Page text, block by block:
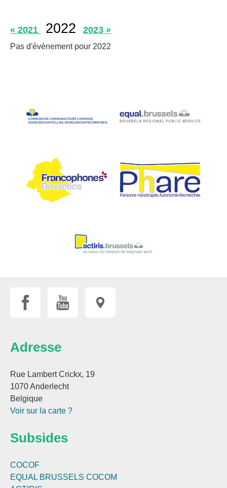
« 2021 2022 2023 »
Pas d'évènement pour 2022
Adresse
Rue Lambert Crickx, 19
1070 Anderlecht
Belgique
Voir sur la carte ?
Subsides
COCOF
EQUAL BRUSSELS COCOM